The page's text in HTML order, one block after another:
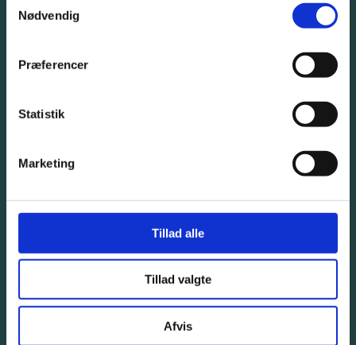
Nødvendig
Præferencer
Statistik
Marketing
Tillad alle
Tillad valgte
Afvis